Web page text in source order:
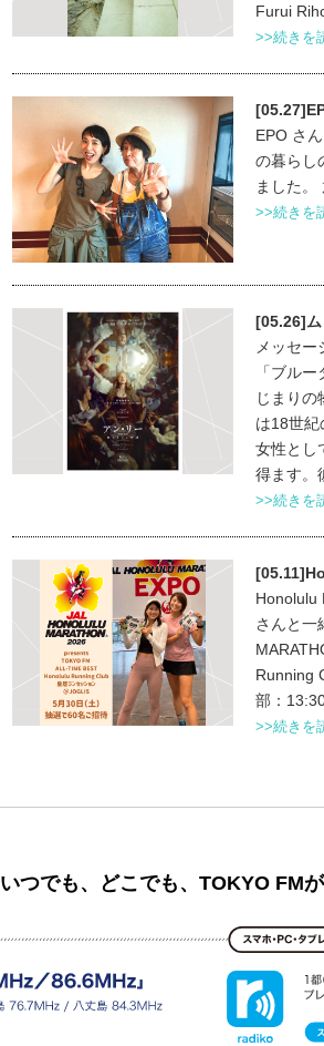
Furui
>>続きを
EPO さ
の暮らし
ました。
>>続きを
[05.26]ム
メッセ
「ブル
じまり
は18世
女性とし
得ます。
>>続きを
Honolulu
さんと一
Running
部：
>>続きを
いつでも、どこでも、TOKYO FMが